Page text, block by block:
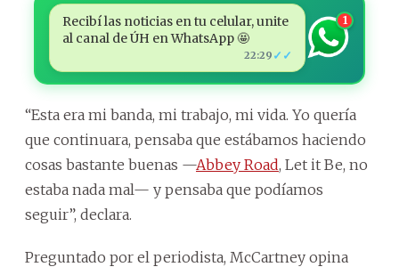
Recibí las noticias en tu celular, unite
al canal de ÚH en WhatsApp 🤩
22:29 ✓✓
1
“Esta era mi banda, mi trabajo, mi vida. Yo quería
que continuara, pensaba que estábamos haciendo
cosas bastante buenas —Abbey Road, Let it Be, no
estaba nada mal— y pensaba que podíamos
seguir”, declara.
Preguntado por el periodista, McCartney opina